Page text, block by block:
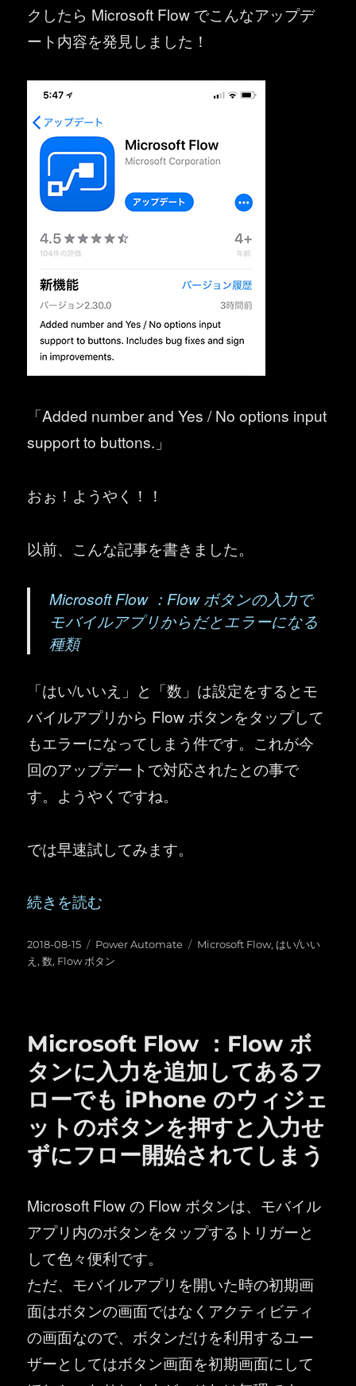
クしたら Microsoft Flow でこんなアップデ
ート内容を発見しました！
「Added number and Yes / No options input
support to buttons.」
おぉ！ようやく！！
以前、こんな記事を書きました。
Microsoft Flow ：Flow ボタンの入力で
モバイルアプリからだとエラーになる
種類
「はい/いいえ」と「数」は設定をするとモ
バイルアプリから Flow ボタンをタップして
もエラーになってしまう件です。これが今
回のアップデートで対応されたとの事で
す。ようやくですね。
では早速試してみます。
“Microsoft Flow ：Flow ボタンの入力でモバイ
続きを読む
投
稿
2018-08-15
カ
テ
Power Automate
タ
Microsoft Flow, はい/いい
え,数, Flow ボタン
Microsoft Flow ：Flow ボ
タンに入力を追加してあるフ
ローでも iPhone のウィジェ
ットのボタンを押すと入力せ
ずにフロー開始されてしまう
Microsoft Flow の Flow ボタンは、モバイル
アプリ内のボタンをタップするトリガーと
して色々便利です。
ただ、モバイルアプリを開いた時の初期画
面はボタンの画面ではなくアクティビティ
の画面なので、ボタンだけを利用するユー
ザーとしてはボタン画面を初期画面にして